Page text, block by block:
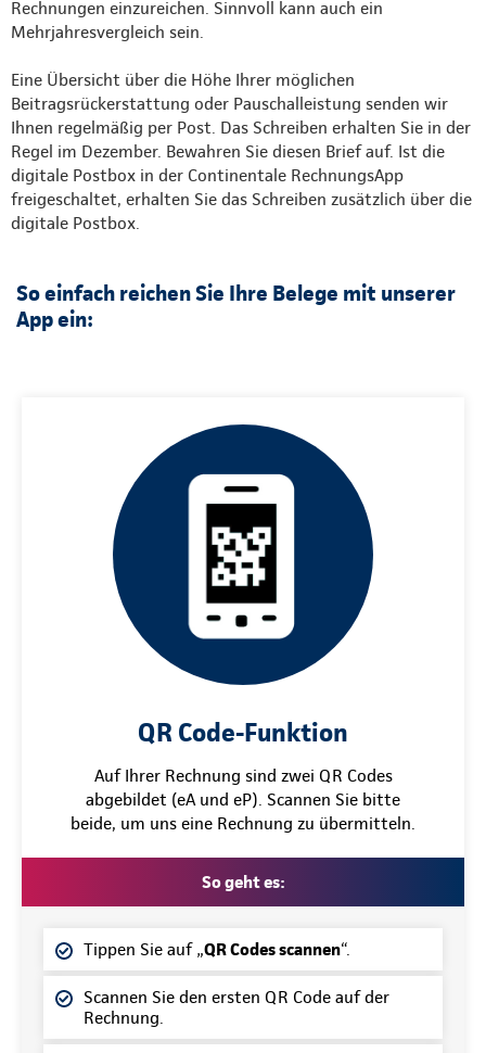
Rechnungen einzureichen. Sinnvoll kann auch ein
Mehrjahresvergleich sein.
Eine Übersicht über die Höhe Ihrer möglichen
Beitragsrückerstattung oder Pauschalleistung senden wir
Ihnen regelmäßig per Post. Das Schreiben erhalten Sie in der
Regel im Dezember. Bewahren Sie diesen Brief auf. Ist die
digitale Postbox in der Continentale RechnungsApp
freigeschaltet, erhalten Sie das Schreiben zusätzlich über die
digitale Postbox.
So einfach reichen Sie Ihre Belege mit unserer
App ein:
QR Code-Funktion
Auf Ihrer Rechnung sind zwei QR Codes
abgebildet (eA und eP). Scannen Sie bitte
beide, um uns eine Rechnung zu übermitteln.
So geht es:
Tippen Sie auf „QR Codes scannen“.
Scannen Sie den ersten QR Code auf der
Rechnung.